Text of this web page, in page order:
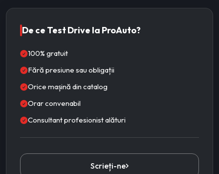
De ce Test Drive la ProAuto?
100% gratuit
Fără presiune sau obligații
Orice mașină din catalog
Orar convenabil
Consultant profesionist alături
Scrieți-ne